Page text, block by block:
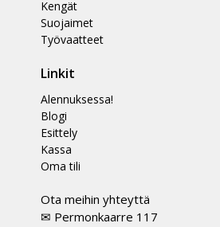
Kengät
Suojaimet
Työvaatteet
Linkit
Alennuksessa!
Blogi
Esittely
Kassa
Oma tili
Ota meihin yhteyttä
✉ Permonkaarre 117